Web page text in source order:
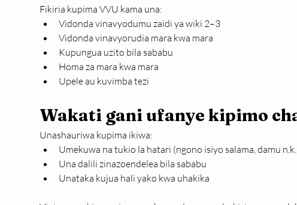
Fikiria kupima VVU kama una:
Vidonda vinavyodumu zaidi ya wiki 2–3
Vidonda vinavyorudia mara kwa mara
Kupungua uzito bila sababu
Homa za mara kwa mara
Upele au kuvimba tezi
Wakati gani ufanye kipimo
Unashauriwa kupima ikiwa:
Umekuwa na tukio la hatari (ngono isiyo salama, damu
Una dalili zinazoendelea bila sababu
Unataka kujua hali yako kwa uhakika